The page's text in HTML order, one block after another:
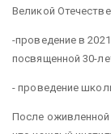
Великой
-проведение в
посвященной 30-
- проведение
После оживленной